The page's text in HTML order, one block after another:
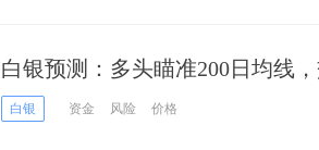
白银预测：多头瞄准200日均线
元关口
白银 资金 风险 价格